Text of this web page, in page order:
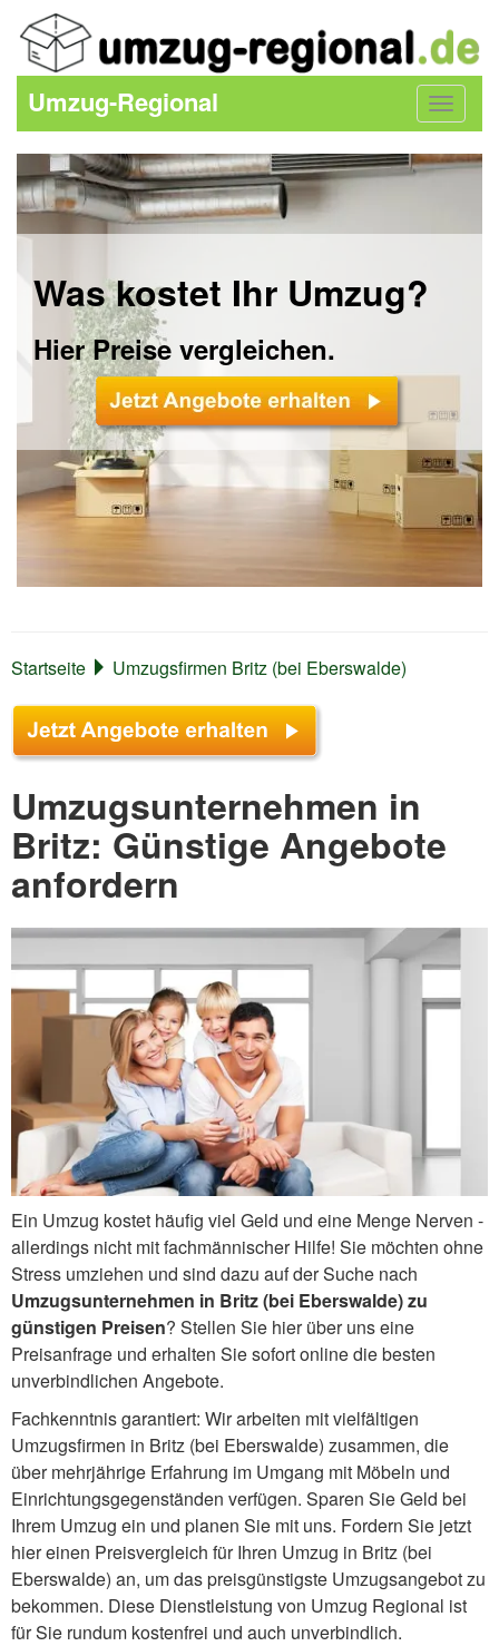
Toggle
Umzug-Regional
Was kostet Ihr Umzug?
Hier Preise vergleichen.
Startseite Umzugsfirmen Britz (bei Eberswalde)
Umzugsunternehmen in
Britz: Günstige Angebote
anfordern
Ein Umzug kostet häufig viel Geld und eine Menge Nerven -
allerdings nicht mit fachmännischer Hilfe! Sie möchten ohne
Stress umziehen und sind dazu auf der Suche nach
Umzugsunternehmen in Britz (bei Eberswalde) zu
günstigen Preisen? Stellen Sie hier über uns eine
Preisanfrage und erhalten Sie sofort online die besten
unverbindlichen Angebote.
Fachkenntnis garantiert: Wir arbeiten mit vielfältigen
Umzugsfirmen in Britz (bei Eberswalde) zusammen, die
über mehrjährige Erfahrung im Umgang mit Möbeln und
Einrichtungsgegenständen verfügen. Sparen Sie Geld bei
Ihrem Umzug ein und planen Sie mit uns. Fordern Sie jetzt
hier einen Preisvergleich für Ihren Umzug in Britz (bei
Eberswalde) an, um das preisgünstigste Umzugsangebot zu
bekommen. Diese Dienstleistung von Umzug Regional ist
für Sie rundum kostenfrei und auch unverbindlich.